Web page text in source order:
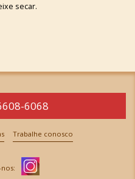
secar.
6068
Trabalhe conosco